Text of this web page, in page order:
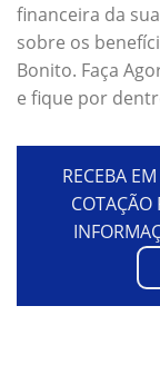
financeira da
sobre os
Bonito. Faça
e fique por
RECEBA
COTAÇÃO